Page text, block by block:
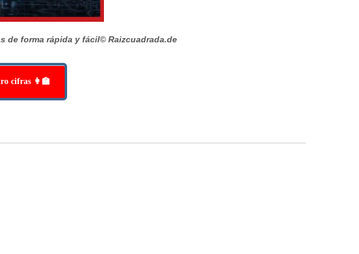
de forma rápida y fácil© Raizcuadrada.de
cifras 👩‍🏫